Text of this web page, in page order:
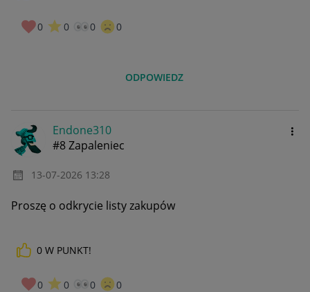
0 0 0 0
ODPOWIEDZ
Endone310
#8 Zapaleniec
‎13-07-2026 13:28
Proszę o odkrycie listy zakupów
0 W PUNKT!
0 0 0 0